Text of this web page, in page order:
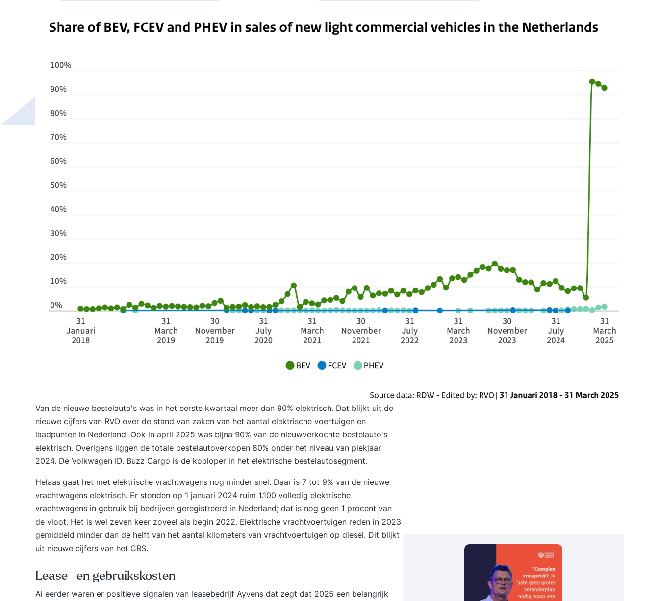
Van de nieuwe bestelauto's was in het eerste kwartaal meer dan 90% elektrisch. Dat blijkt uit de
nieuwe cijfers van RVO over de stand van zaken van het aantal elektrische voertuigen en
laadpunten in Nederland. Ook in april 2025 was bijna 90% van de nieuwverkochte bestelauto's
elektrisch. Overigens liggen de totale bestelautoverkopen 80% onder het niveau van piekjaar
2024. De Volkwagen ID. Buzz Cargo is de koploper in het elektrische bestelautosegment.
Helaas gaat het met elektrische vrachtwagens nog minder snel. Daar is 7 tot 9% van de nieuwe
vrachtwagens elektrisch. Er stonden op 1 januari 2024 ruim 1.100 volledig elektrische
vrachtwagens in gebruik bij bedrijven geregistreerd in Nederland; dat is nog geen 1 procent van
de vloot. Het is wel zeven keer zoveel als begin 2022. Elektrische vrachtvoertuigen reden in 2023
gemiddeld minder dan de helft van het aantal kilometers van vrachtvoertuigen op diesel. Dit blijkt
uit nieuwe cijfers van het CBS.
Lease- en gebruikskosten
Al eerder waren er positieve signalen van leasebedrijf Ayvens dat zegt dat 2025 een belangrijk